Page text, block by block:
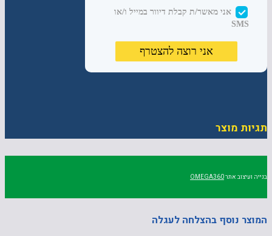
תגיות מוצר
בנייה ועיצוב אתרOMEGA360
המוצר נוסף בהצלחה לעגלה